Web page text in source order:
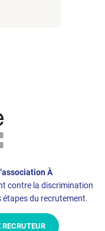
À
contre la discrimination
du recrutement.